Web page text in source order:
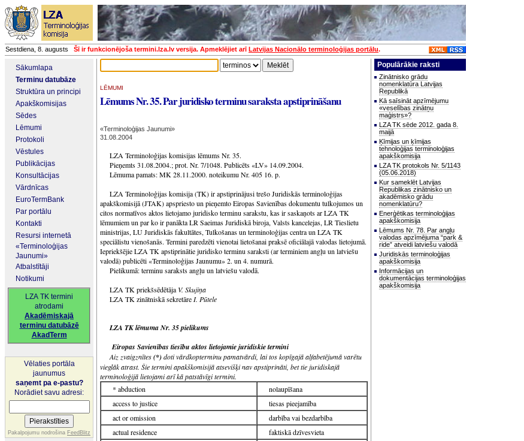
Sestdiena, 8. augusts Šī ir funkcionējoša termini.lza.lv versija. Apmeklējiet arīLatvijas Nacionālo terminoloģijas portālu.
Sākumlapa
Terminu datubāze
Struktūra un principi
Apakškomisijas
Sēdes
Lēmumi
Protokoli
Vēstules
Publikācijas
Konsultācijas
Vārdnīcas
EuroTermBank
Par portālu
Kontakti
Resursi internetā
«Terminoloģijas
Jaunumi»
Atbalstītāji
Notikumi
LZA TK termini
atrodami
Akadēmiskajā
terminu datubāzē
AkadTerm
Vēlaties portāla
jaunumus
saņemt pa e-pastu?
Norādiet savu adresi:
Pakalpojumu nodrošina FeedBlitz
LĒMUMI
Lēmums Nr. 35. Par juridisko terminu saraksta apstiprināšanu
«Terminoloģijas Jaunumi»
31.08.2004
LZA Terminoloģijas komisijas lēmums Nr. 35.
Pieņemts 31.08.2004.; prot. Nr. 7/1048. Publicēts «LV» 14.09.2004.
Lēmuma pamats: MK 28.11.2000. noteikumu Nr. 405 16. p.
LZA Terminoloģijas komisija (TK) ir apstiprinājusi trešo Juridiskās terminoloģijas
apakškomisijā (JTAK) apspriesto un pieņemto Eiropas Savienības dokumentu tulkojumos un
citos normatīvos aktos lietojamo juridisko terminu sarakstu, kas ir saskaņots ar LZA TK
lēmumiem un par ko ir panākta LR Saeimas Juridiskā biroja, Valsts kancelejas, LR Tieslietu
ministrijas, LU Juridiskās fakultātes, Tulkošanas un terminoloģijas centra un LZA TK
speciālistu vienošanās. Termini paredzēti vienotai lietošanai praksē oficiālajā valodas lietojumā.
Iepriekšējie LZA TK apstiprinātie juridisko terminu saraksti (ar terminiem angļu un latviešu
valodā) publicēti «Terminoloģijas Jaunumu» 2. un 4. numurā.
Pielikumā: terminu saraksts angļu un latviešu valodā.
LZA TK priekšsēdētāja V. Skujiņa
LZA TK zinātniskā sekretāre I. Pūtele
LZA TK lēmuma Nr. 35 pielikums
Eiropas Savienības tiesību aktos lietojamie juridiskie termini
Aiz zvaigznītes(*)doti vārdkopterminu pamatvārdi, lai tos kopīgajā alfabetējumā varētu
vieglāk atrast. Šie termini apakškomisijā atsevišķi nav apstiprināti, bet tie juridiskajā
terminoloģijā lietojami arī kā patstāvīgi termini.
* abduction
nolaupīšana
access to justice
tiesas pieejamība
act or omission
darbība vai bezdarbība
actual residence
faktiskā dzīvesvieta
Populārākie raksti
Zinātnisko grādu
nomenklatūra Latvijas
Republikā
Kā saīsināt apzīmējumu
«veselības zinātņu
maģistrs»?
LZA TK sēde 2012. gada 8.
maijā
Ķīmijas un ķīmijas
tehnoloģijas terminoloģijas
apakškomisija
LZA TK protokols Nr. 5/1143
(05.06.2018)
Kur sameklēt Latvijas
Republikas zinātnisko un
akadēmisko grādu
nomenklatūru?
Enerģētikas terminoloģijas
apakškomisija
Lēmums Nr. 78. Par angļu
valodas apzīmējuma “park &
ride” atveidi latviešu valodā
Juridiskās terminoloģijas
apakškomisija
Informācijas un
dokumentācijas terminoloģijas
apakškomisija